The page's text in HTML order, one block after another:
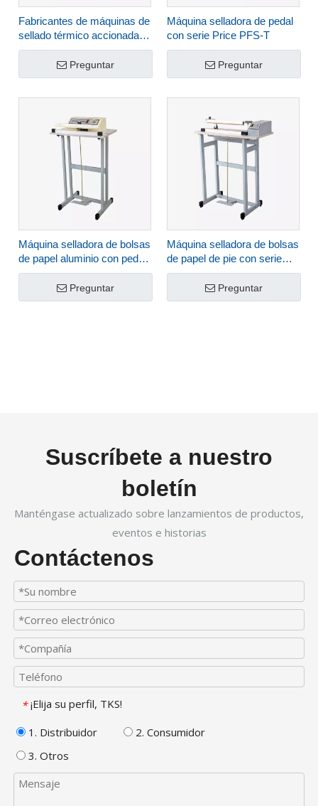
Fabricantes de máquinas de
sellado térmico accionadas
por pedal Serie PFS-DD
Preguntar
Máquina selladora de pedal
con serie Price PFS-T
Preguntar
Máquina selladora de bolsas
de papel aluminio con pedal
Serie FRT
Preguntar
Máquina selladora de bolsas
de papel de pie con serie
Price FRT-P
Preguntar
Suscríbete a nuestro
boletín
Manténgase actualizado sobre lanzamientos de productos,
eventos e historias
Contáctenos
* ¡Elija su perfil, TKS!
1. Distribuidor
2. Consumidor
3. Otros